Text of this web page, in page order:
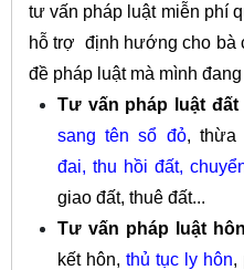
tư vấn pháp luật miễn phí
hỗ trợ định hướng cho bà
đề pháp luật mà mình
Tư vấn pháp luật
sang tên sổ đỏ, thừa
đai, thu hồi đất,
giao đất, thuê đất...
Tư vấn pháp luật
kết hôn, thủ tục ly hôn,